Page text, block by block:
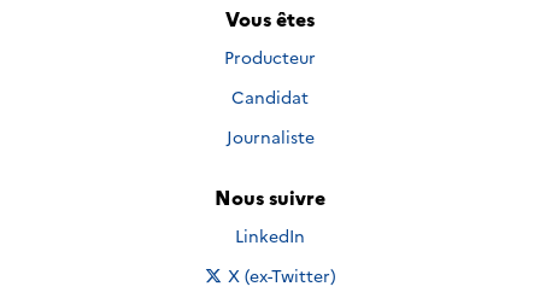
Vous êtes
Producteur
Candidat
Journaliste
Nous suivre
Nous suivre sur
LinkedIn
Nous suivre sur
X (ex-Twitter)